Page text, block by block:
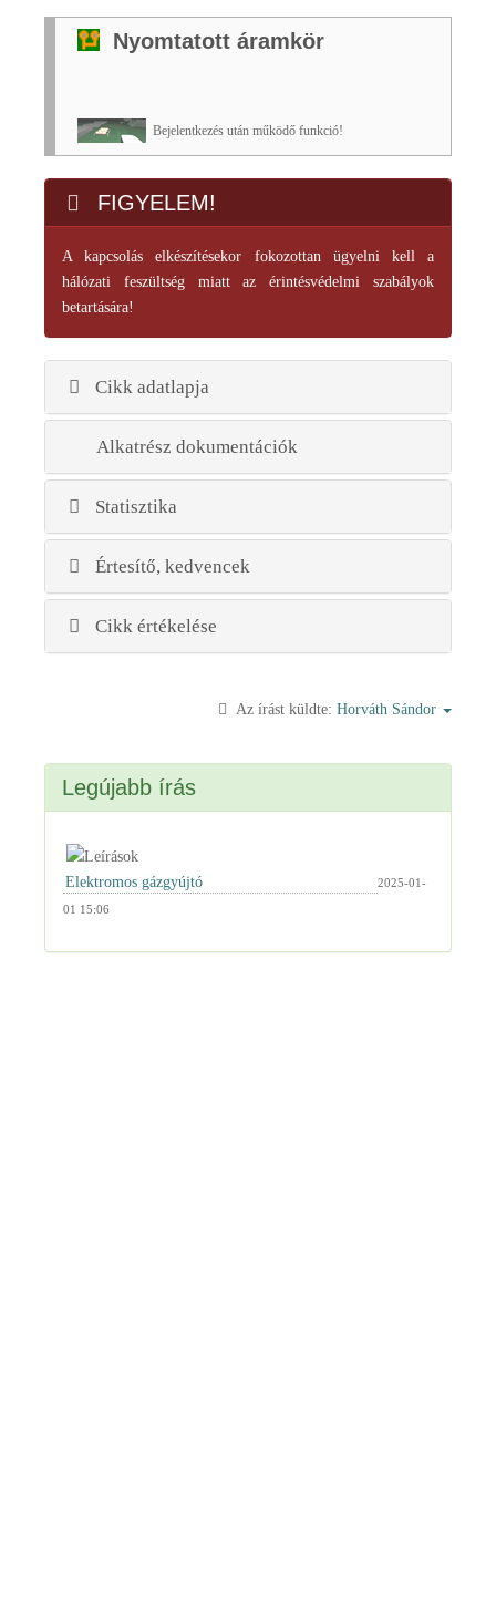
Nyomtatott áramkör
Bejelentkezés után működő funkció!
FIGYELEM!
A kapcsolás elkészítésekor fokozottan ügyelni kell a
hálózati feszültség miatt az érintésvédelmi szabályok
betartására!
Cikk adatlapja
Alkatrész dokumentációk
Statisztika
Értesítő, kedvencek
Cikk értékelése
Az írást küldte: Horváth Sándor
Legújabb írás
2025-01-
01 15:06